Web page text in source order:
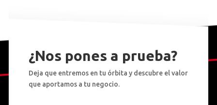
¿Nos pones a prueba?
Deja que entremos en tu órbita y descubre el valor
que aportamos a tu negocio.